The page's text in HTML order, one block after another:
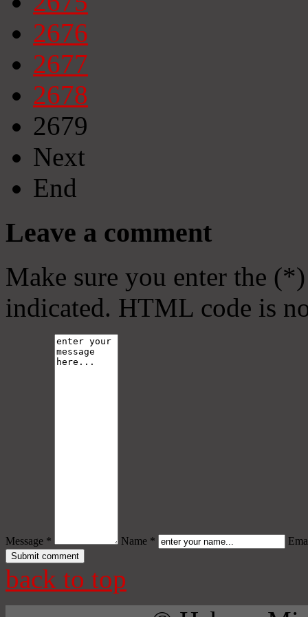
2676
2677
2678
2679
Next
End
Leave a comment
Make sure you enter the
indicated. HTML code is
Message * Name *
back to top